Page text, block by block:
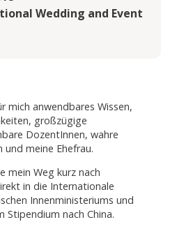
Wedding and Event
mich anwendbares Wissen,
großzügige
DozentInnen, wahre
und meine Ehefrau.
mein Weg kurz nach
in die Internationale
Innenministeriums und
Stipendium nach China.